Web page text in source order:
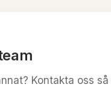
Kontakta oss